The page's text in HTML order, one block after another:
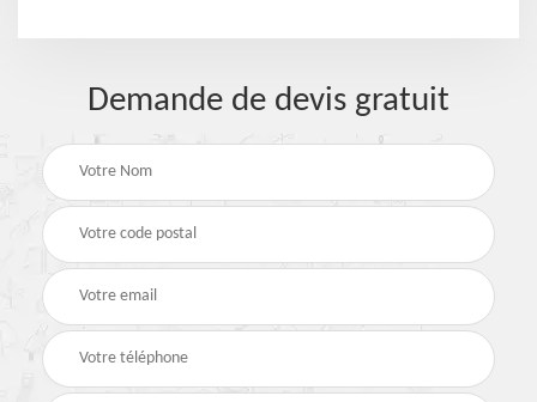
Demande de devis gratuit